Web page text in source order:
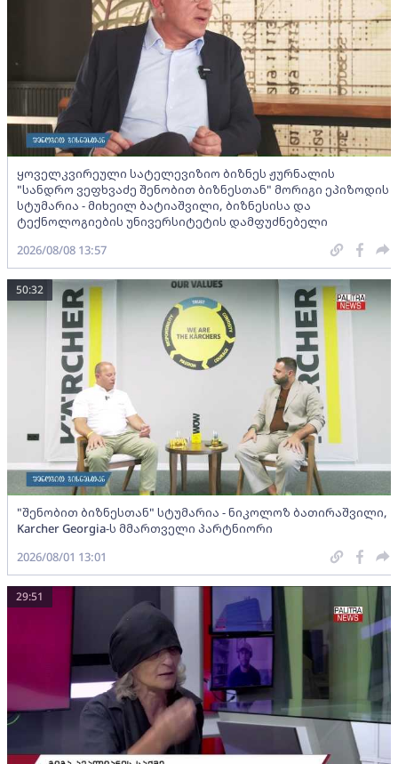
ყოველკვირეული სატელევიზიო ბიზნეს ჟურნალის
"სანდრო ვეფხვაძე შენობით ბიზნესთან" მორიგი ეპიზოდის
სტუმარია - მიხეილ ბატიაშვილი, ბიზნესისა და
ტექნოლოგიების უნივერსიტეტის დამფუძნებელი
2026/08/08 13:57
"შენობით ბიზნესთან" სტუმარია - ნიკოლოზ ბათირაშვილი,
Karcher Georgia-ს მმართველი პარტნიორი
50:32
2026/08/01 13:01
29:51